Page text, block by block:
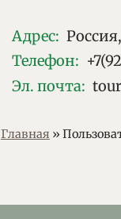
Адрес:
Телефон:
Эл. почта:
Вы здесь
Главная »